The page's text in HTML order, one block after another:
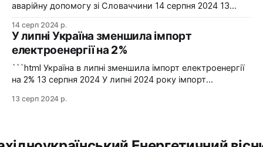
аварійну допомогу зі Словаччини 14 серпня 2024 13
аварійну допомогу зі Словаччини. Фото: Shutterstock "У
вчорашній день, 13 серпня, НЕК "Укренерго" запитала
аварійну допомогу з енергосистеми Словаччини", –
йдеться в повідомленні пресслужби оператора системи
передачі. Експорт
14 серп 2024 р.
У липні Україна зменшила імпорт
електроенергії на 2%
```html Україна в липні зменшила імпорт електроенергії
на 2% 13 серпня 2024 У липні 2024 року імпорт
червнем. Експорт залишався на нульовому рівні. Графіка:
13 серп 2024 р.